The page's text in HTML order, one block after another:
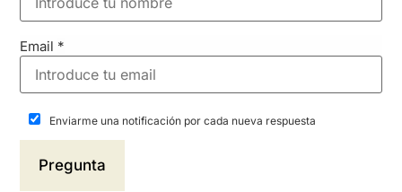
Email *
Enviarme una notificación por cada nueva respuesta